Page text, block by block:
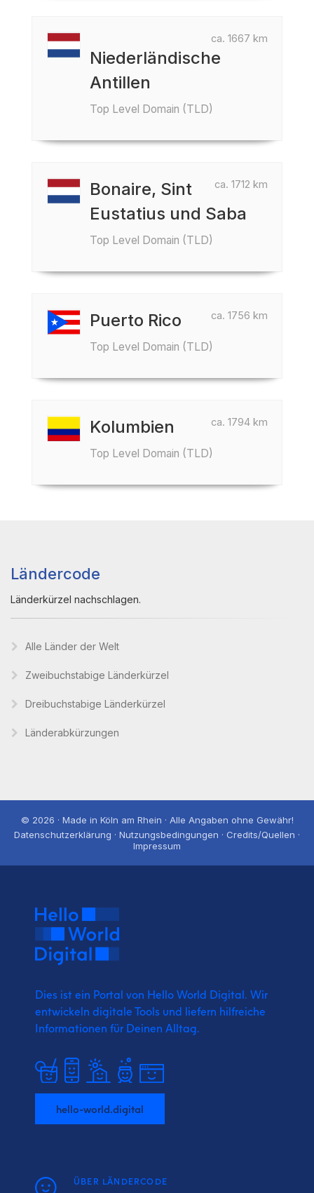
ca. 1667 km
Niederländische
Antillen
Top Level Domain (TLD)
ca. 1712 km
Bonaire, Sint
Eustatius und Saba
Top Level Domain (TLD)
ca. 1756 km
Puerto Rico
Top Level Domain (TLD)
ca. 1794 km
Kolumbien
Top Level Domain (TLD)
Ländercode
Länderkürzel nachschlagen.
Alle Länder der Welt
Zweibuchstabige Länderkürzel
Dreibuchstabige Länderkürzel
Länderabkürzungen
© 2026 · Made in Köln am Rhein · Alle Angaben ohne Gewähr!
Datenschutzerklärung · Nutzungsbedingungen · Credits/Quellen ·
Impressum
Dies ist ein Portal von Hello World Digital. Wir
entwickeln digitale Tools und liefern hilfreiche
Informationen für Deinen Alltag.
hello-world.digital
ÜBER LÄNDERCODE